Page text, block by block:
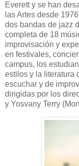
Everett y se han
las Artes desde
dos bandas de jazz
completa de 18
improvisación y
en festivales,
campus, los
estilos y la literatura
escuchar y de
dirigidas por los
y Yosvany Terry